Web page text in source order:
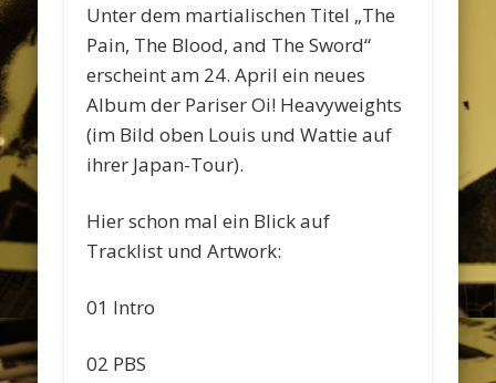
Unter dem martialischen Titel „The
Pain, The Blood, and The Sword“
erscheint am 24. April ein neues
Album der Pariser Oi! Heavyweights
(im Bild oben Louis und Wattie auf
ihrer Japan-Tour).
Hier schon mal ein Blick auf
Tracklist und Artwork:
01 Intro
02 PBS